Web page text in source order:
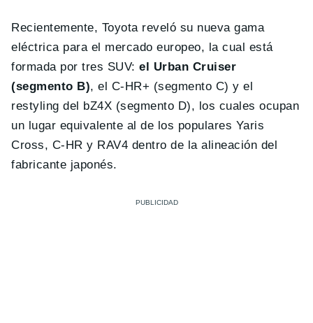
Recientemente, Toyota reveló su nueva gama
eléctrica para el mercado europeo, la cual está
formada por tres SUV:el Urban Cruiser
(segmento B), el C-HR+ (segmento C) y el
restyling del bZ4X (segmento D), los cuales ocupan
un lugar equivalente al de los populares Yaris
Cross, C-HR y RAV4 dentro de la alineación del
fabricante japonés.